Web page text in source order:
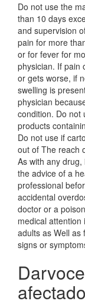
Do not use the
than 10 days
and supervision
pain for more
or for fever for
physician. If pain
or gets worse, if
swelling is
physician
condition. Do not
products
Do not use if
out of The reach
As with any
the advice of a
professional
accidental
doctor or a
medical attention
adults as Well as
signs or